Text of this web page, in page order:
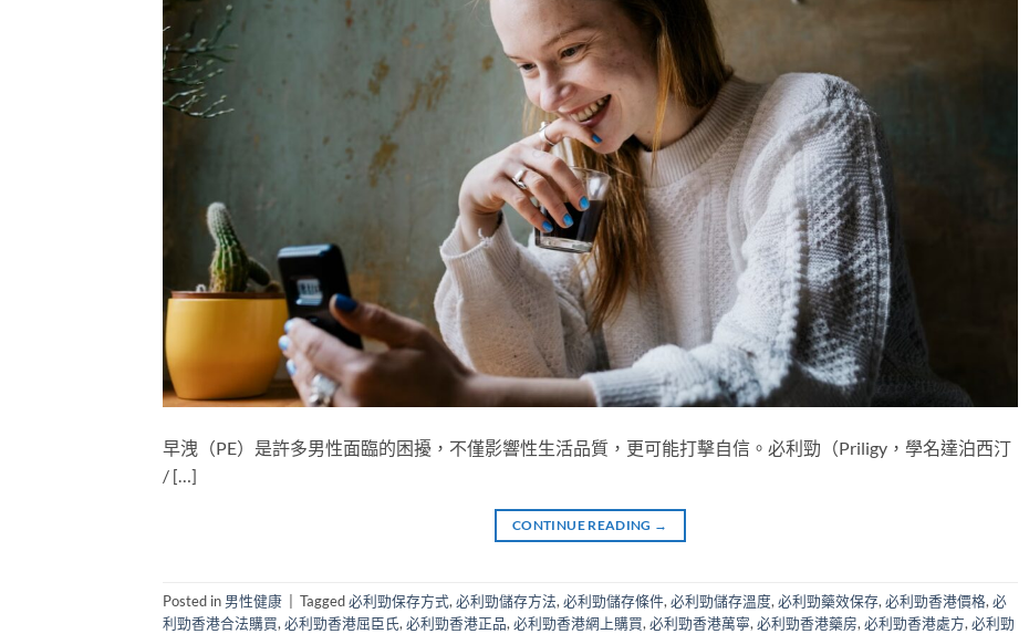
早洩（PE）是許多男性面臨的困擾，不僅影響性生活品質，更可能打擊自信。必利勁（Priligy，學名達泊西汀
/ […]
CONTINUE READING →
Posted in 男性健康 Tagged必利勁保存方式, 必利勁儲存方法, 必利勁儲存條件, 必利勁儲存溫度, 必利勁藥效保存, 必利勁香港價格, 必
利勁香港合法購買, 必利勁香港屈臣氏, 必利勁香港正品, 必利勁香港網上購買, 必利勁香港萬寧, 必利勁香港藥房, 必利勁香港處方, 必利勁